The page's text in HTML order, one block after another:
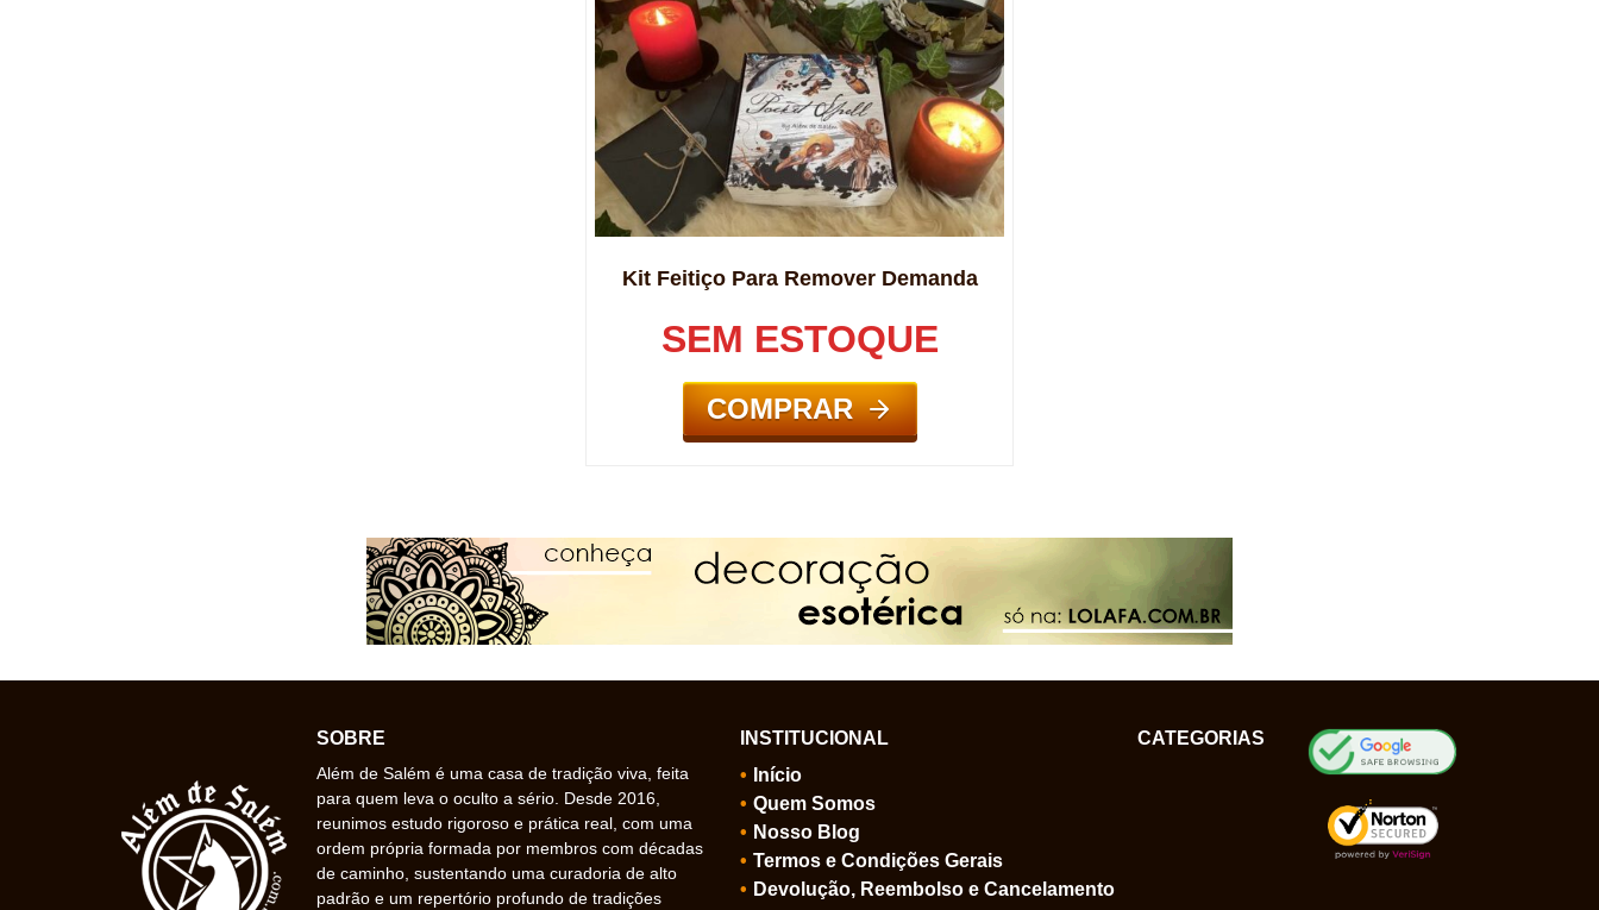
Kit Feitiço Para Remover Demanda
SEM ESTOQUE
COMPRAR
SOBRE
Além de Salém é uma casa de tradição viva, feita
para quem leva o oculto a sério. Desde 2016,
reunimos estudo rigoroso e prática real, com uma
ordem própria formada por membros com décadas
de caminho, sustentando uma curadoria de alto
padrão e um repertório profundo de tradições
INSTITUCIONAL
Início
Quem Somos
Nosso Blog
Termos e Condições Gerais
Devolução, Reembolso e Cancelamento
CATEGORIAS